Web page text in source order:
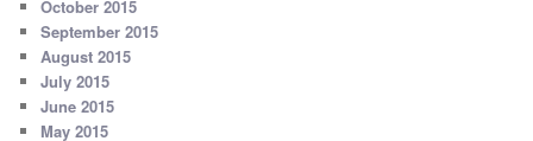
October 2015
September 2015
August 2015
July 2015
June 2015
May 2015